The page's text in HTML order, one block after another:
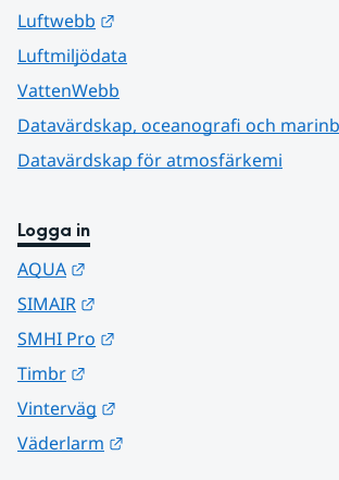
Luftwebb
Luftmiljödata
VattenWebb
Datavärdskap, oceanografi och
Datavärdskap för atmosfärkemi
Logga in
AQUA
SIMAIR
SMHI Pro
Timbr
Vinterväg
Väderlarm